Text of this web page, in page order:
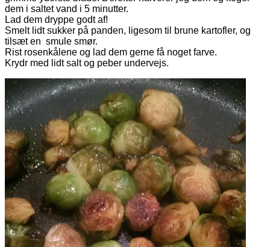
dem i saltet vand i 5 minutter.
Lad dem dryppe godt af!
Smelt lidt sukker på panden, ligesom til brune kartofler, og
tilsæt en smule smør.
Rist rosenkålene og lad dem gerne få noget farve.
Krydr med lidt salt og peber undervejs.